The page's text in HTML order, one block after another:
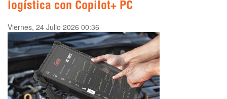
logística con Copilot+ PC
Viernes, 24 Julio 2026 00:36